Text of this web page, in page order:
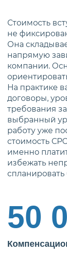
Стоимость
не
Она
напрямую
компании.
На практике
договоры,
требования
выбранный
работу уже
стоимость
именно
избежать
50